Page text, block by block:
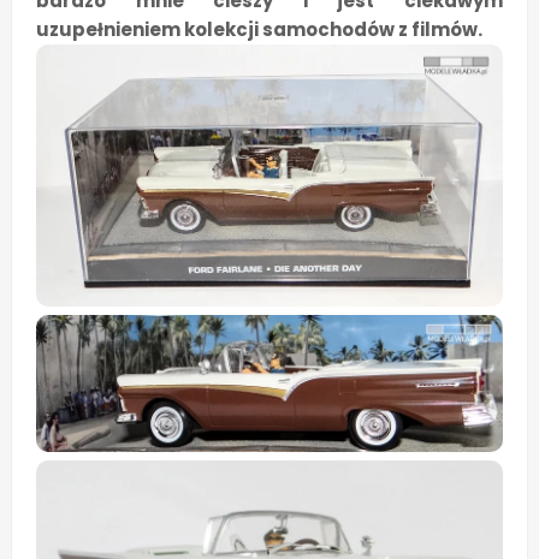
uzupełnieniem kolekcji samochodów z filmów.